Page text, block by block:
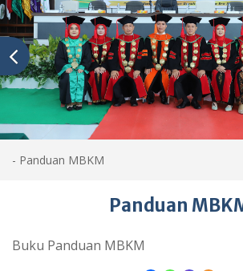
- Panduan MBKM
Panduan
Buku Panduan MBKM